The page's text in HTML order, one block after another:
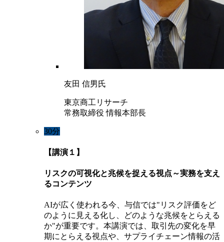
友田 信男氏
東京商工リサーチ
常務取締役 情報本部長
30分
【講演１】
リスクの可視化と兆候を捉える視点～実務を支え
るコンテンツ
AIが広く使われる今、与信では"リスク評価をど
のように見える化し、どのような兆候をとらえる
か"が重要です。本講演では、取引先の変化を早
期にとらえる視点や、サプライチェーン情報の活